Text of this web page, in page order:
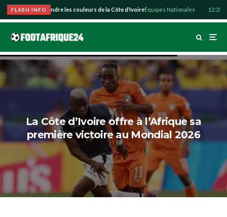
FLASH INFO
souhaite défendre les couleurs de la Côte d’IvoireÉquipes Nationales 12:28
La Côte d’Ivoire offre à l’Afrique sa
première victoire au Mondial 2026